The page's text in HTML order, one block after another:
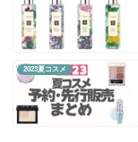
2023夏コスメ